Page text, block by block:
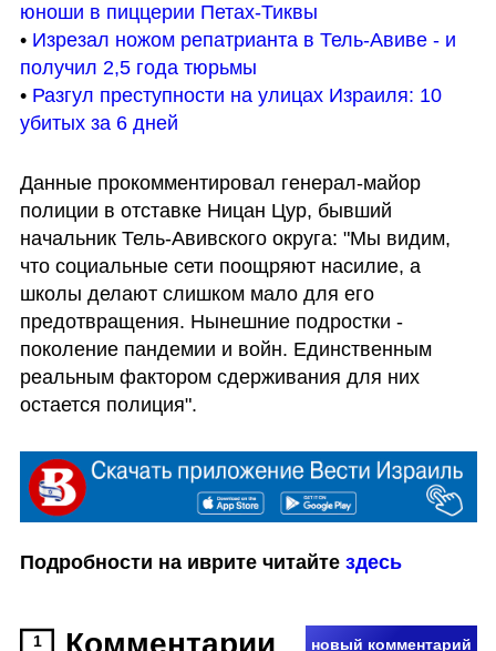
юноши в пиццерии Петах-Тиквы
• Изрезал ножом репатрианта в Тель-Авиве - и
получил 2,5 года тюрьмы
• Разгул преступности на улицах Израиля: 10
убитых за 6 дней
Данные прокомментировал генерал-майор
полиции в отставке Ницан Цур, бывший
начальник Тель-Авивского округа: "Мы видим,
что социальные сети поощряют насилие, а
школы делают слишком мало для его
предотвращения. Нынешние подростки -
поколение пандемии и войн. Единственным
реальным фактором сдерживания для них
остается полиция".
Подробности на иврите читайте здесь
1 новый комментарий